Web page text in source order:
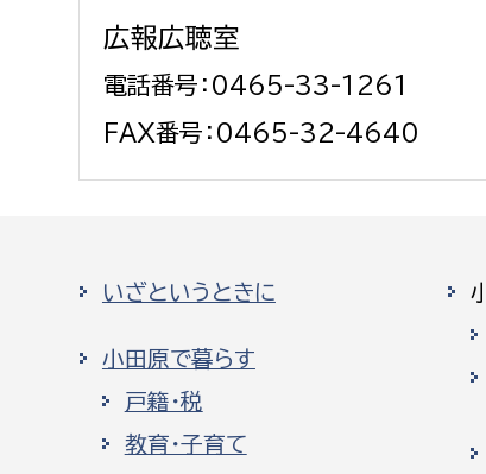
広報広聴室
電話番号：0465-33-1261
FAX番号：0465-32-4640
いざというときに
小田原で暮らす
戸籍・税
教育・子育て